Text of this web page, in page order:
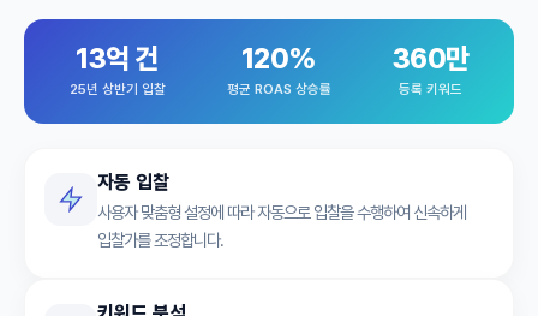
13억 건
25년 상반기 입찰
120%
평균 ROAS 상승률
360만
등록 키워드
자동 입찰
사용자 맞춤형 설정에 따라 자동으로 입찰을 수행하여 신속하게
입찰가를 조정합니다.